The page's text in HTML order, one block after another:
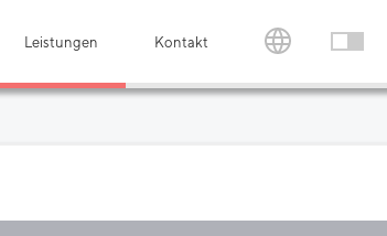
Leistungen Kontakt